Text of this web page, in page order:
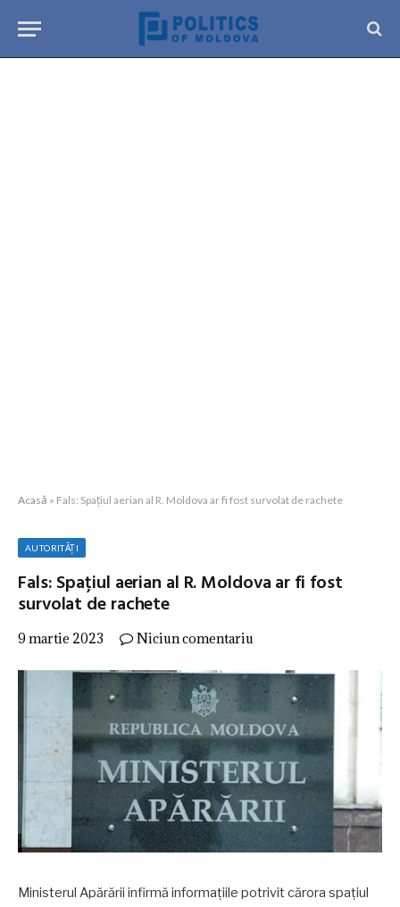
Acasă » Fals: Spațiul aerian al R. Moldova ar fi fost survolat de rachete
AUTORITĂȚI
Fals: Spațiul aerian al R. Moldova ar fi fost
survolat de rachete
9 martie 2023 Niciun comentariu
Ministerul Apărării infirmă informațiile potrivit cărora spațiul